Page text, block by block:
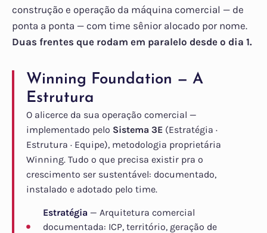
construção e operação da máquina comercial — de
ponta a ponta — com time sênior alocado por nome.
Duas frentes que rodam em paralelo desde o dia 1.
Winning Foundation — A
Estrutura
O alicerce da sua operação comercial —
implementado pelo Sistema 3E (Estratégia ·
Estrutura · Equipe), metodologia proprietária
Winning. Tudo o que precisa existir pra o
crescimento ser sustentável: documentado,
instalado e adotado pelo time.
Estratégia — Arquitetura comercial
documentada: ICP, território, geração de